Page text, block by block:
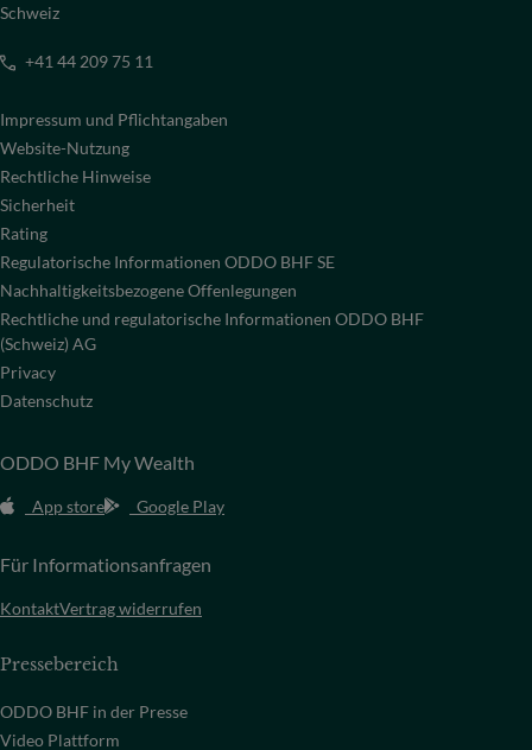
Schweiz
+41 44 209 75 11
Impressum und Pflichtangaben
Website-Nutzung
Rechtliche Hinweise
Sicherheit
Rating
Regulatorische Informationen ODDO BHF SE
Nachhaltigkeitsbezogene Offenlegungen
Rechtliche und regulatorische Informationen ODDO BHF
(Schweiz) AG
Privacy
Datenschutz
ODDO BHF My Wealth
App store Google Play
Für Informationsanfragen
KontaktVertrag widerrufen
Pressebereich
ODDO BHF in der Presse
Video Plattform